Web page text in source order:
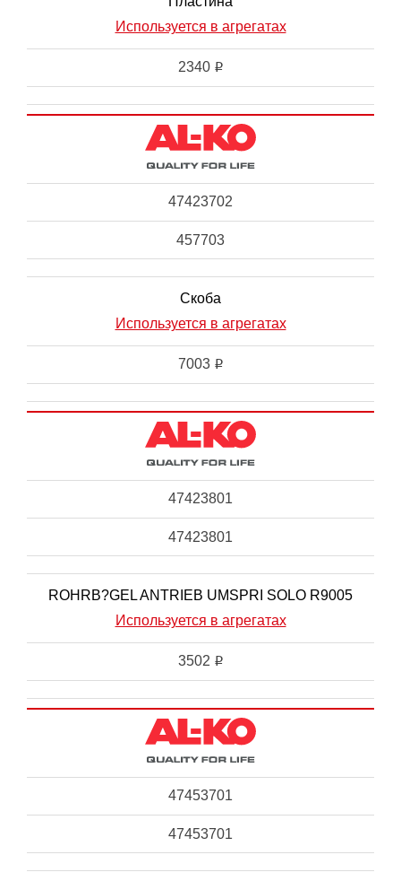
Используется в агрегатах
2340 i
47423702
457703
Скоба
Используется в агрегатах
7003 i
47423801
47423801
ROHRB?GEL ANTRIEB UMSPRI SOLO R9005
Используется в агрегатах
3502 i
47453701
47453701